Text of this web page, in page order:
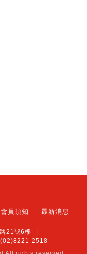
會員須知 最新消息
21號6樓
2518